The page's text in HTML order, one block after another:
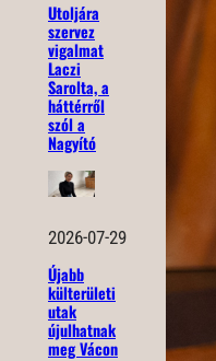
Utoljára
szervez
vigalmat
Laczi
Sarolta, a
háttérről
szól a
Nagyító
2026-07-29
Újabb
külterületi
utak
újulhatnak
meg Vácon